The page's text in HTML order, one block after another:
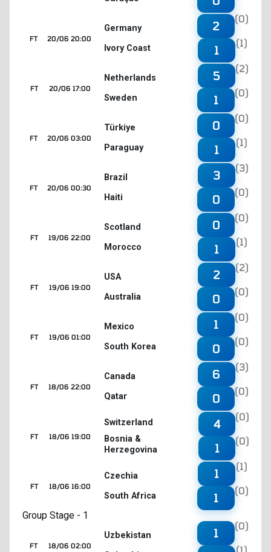
20/06 20:00
FT
Germany
Ivory Coast
2
(0)
1
(1)
20/06 17:00
FT
Netherlands
Sweden
5
(2)
1
(0)
20/06 03:00
FT
Türkiye
Paraguay
0
(0)
1
(1)
20/06 00:30
FT
Brazil
Haiti
3
(3)
0
(0)
19/06 22:00
FT
Scotland
Morocco
0
(0)
1
(1)
19/06 19:00
FT
USA
Australia
2
(2)
0
(0)
19/06 01:00
FT
Mexico
South Korea
1
(0)
0
(0)
18/06 22:00
FT
Canada
Qatar
6
(3)
0
(0)
18/06 19:00
FT
Switzerland
Bosnia &
Herzegovina
4
(0)
1
(0)
18/06 16:00
FT
Czechia
South Africa
1
(1)
1
(0)
Group Stage - 1
18/06 02:00
FT
Uzbekistan
1
(0)